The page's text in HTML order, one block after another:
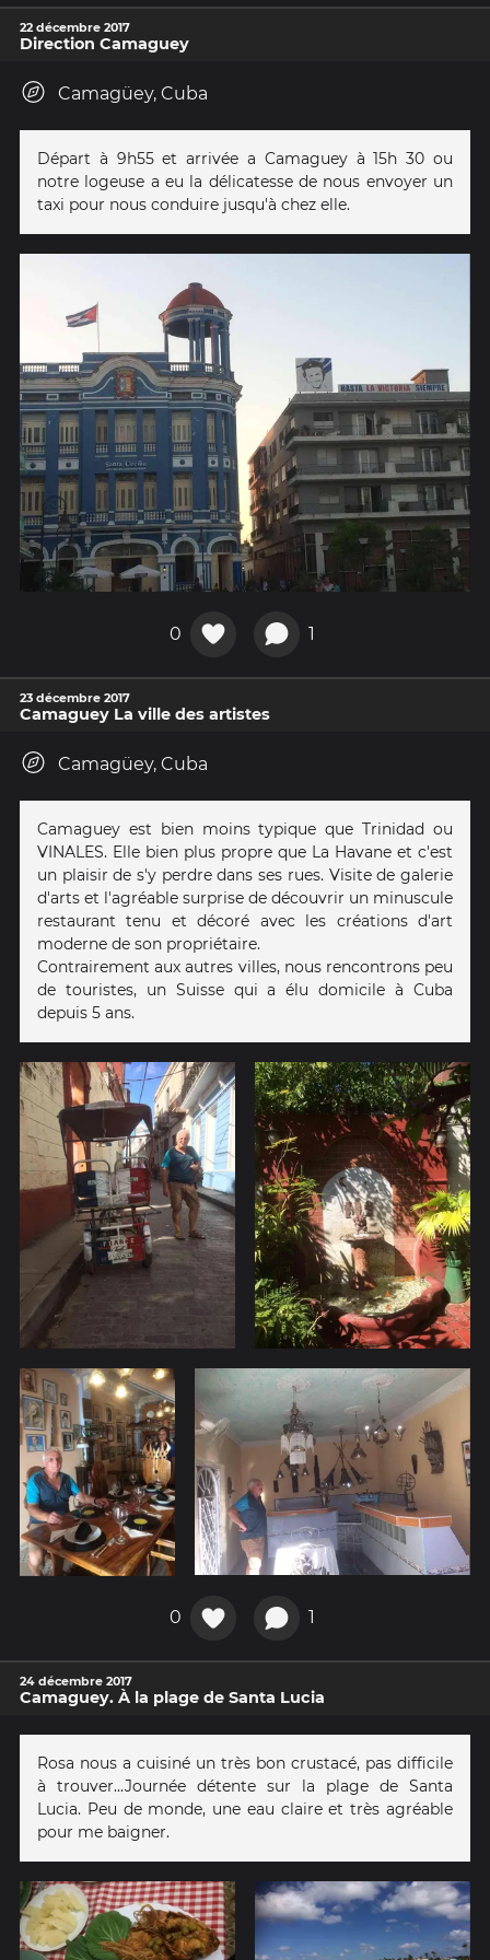
22 décembre 2017
Direction Camaguey
Camagüey, Cuba
Départ à 9h55 et arrivée a Camaguey à 15h 30 ou
notre logeuse a eu la délicatesse de nous envoyer un
taxi pour nous conduire jusqu'à chez elle.
0 1
23 décembre 2017
Camaguey La ville des artistes
Camagüey, Cuba
Camaguey est bien moins typique que Trinidad ou
VINALES. Elle bien plus propre que La Havane et c'est
un plaisir de s'y perdre dans ses rues. Visite de galerie
d'arts et l'agréable surprise de découvrir un minuscule
restaurant tenu et décoré avec les créations d'art
moderne de son propriétaire.
Contrairement aux autres villes, nous rencontrons peu
de touristes, un Suisse qui a élu domicile à Cuba
depuis 5 ans.
0 1
24 décembre 2017
Camaguey. À la plage de Santa Lucia
Rosa nous a cuisiné un très bon crustacé, pas difficile
à trouver...Journée détente sur la plage de Santa
Lucia. Peu de monde, une eau claire et très agréable
pour me baigner.